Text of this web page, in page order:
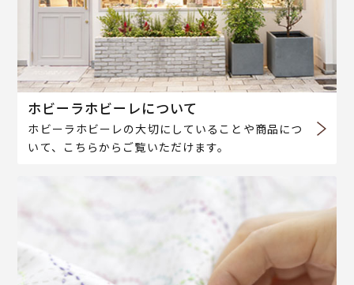
ホビーラホビーレについて
ホビーラホビーレの大切にしていることや商品につ
いて、こちらからご覧いただけます。